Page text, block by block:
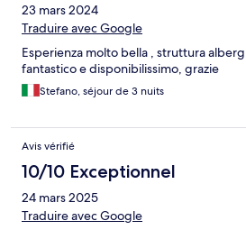
23 mars 2024
Traduire avec Google
Esperienza molto bella , struttura
fantastico e disponibilissimo, grazie
Stefano, séjour de 3 nuits
Avis vérifié
10/10 Exceptionnel
24 mars 2025
Traduire avec Google